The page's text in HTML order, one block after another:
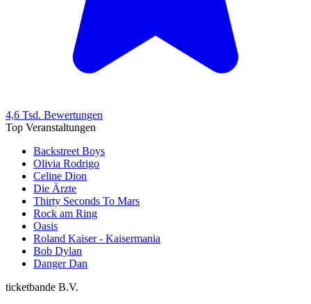
4,6 Tsd. Bewertungen
Top Veranstaltungen
Backstreet Boys
Olivia Rodrigo
Celine Dion
Die Ärzte
Thirty Seconds To Mars
Rock am Ring
Oasis
Roland Kaiser - Kaisermania
Bob Dylan
Danger Dan
ticketbande B.V.